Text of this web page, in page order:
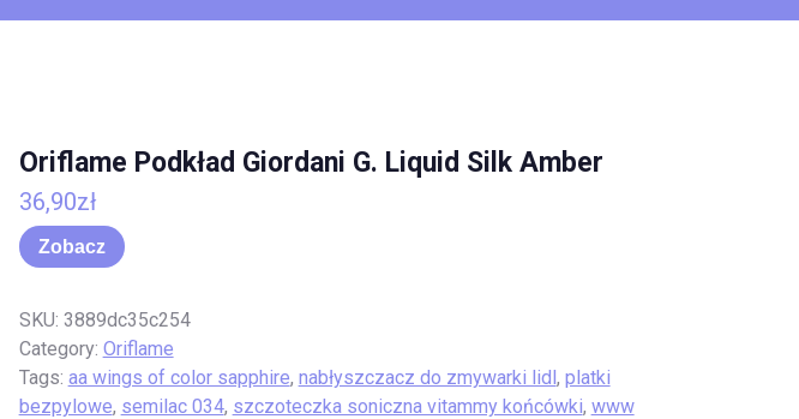
Oriflame Podkład Giordani G. Liquid Silk Amber
36,90zł
Zobacz
SKU: 3889dc35c254
Category: Oriflame
Tags: aa wings of color sapphire, nabłyszczacz do zmywarki lidl , platki
bezpylowe, semilac 034, szczoteczka soniczna vitammy końcówki, www